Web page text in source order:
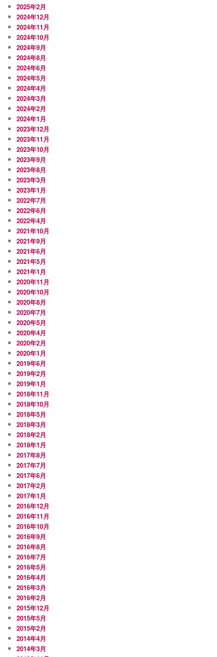
2025年2月
2024年12月
2024年11月
2024年10月
2024年9月
2024年8月
2024年6月
2024年5月
2024年4月
2024年3月
2024年2月
2024年1月
2023年12月
2023年11月
2023年10月
2023年9月
2023年8月
2023年3月
2023年1月
2022年7月
2022年6月
2022年4月
2021年10月
2021年9月
2021年6月
2021年5月
2021年1月
2020年11月
2020年10月
2020年8月
2020年7月
2020年5月
2020年4月
2020年2月
2020年1月
2019年6月
2019年2月
2019年1月
2018年11月
2018年10月
2018年5月
2018年3月
2018年2月
2018年1月
2017年8月
2017年7月
2017年6月
2017年2月
2017年1月
2016年12月
2016年11月
2016年10月
2016年9月
2016年8月
2016年7月
2016年5月
2016年4月
2016年3月
2016年2月
2015年12月
2015年5月
2015年2月
2014年4月
2014年3月